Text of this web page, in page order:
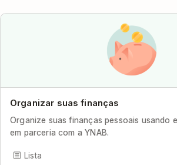
Organizar suas finanças
Organize suas finanças pessoais usando
em parceria com a YNAB.
Lista